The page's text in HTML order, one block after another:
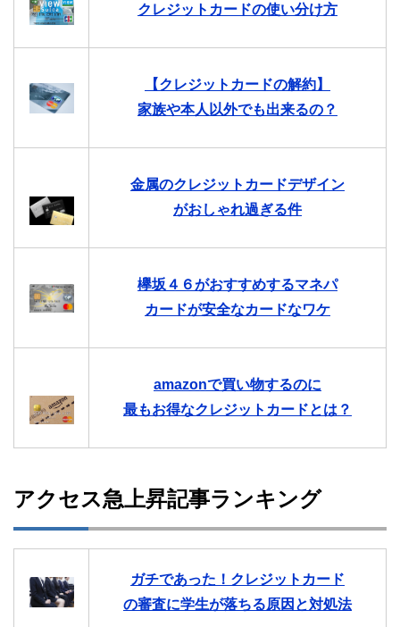
クレジットカードの使い分け方
【クレジットカードの解約】
家族や本人以外でも出来るの？
金属のクレジットカードデザイン
がおしゃれ過ぎる件
欅坂４６がおすすめするマネパ
カードが安全なカードなワケ
amazonで買い物するのに
最もお得なクレジットカードとは？
アクセス急上昇記事ランキング
ガチであった！クレジットカード
の審査に学生が落ちる原因と対処法